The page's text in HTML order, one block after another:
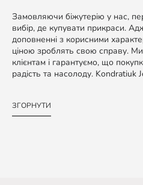
Замовляючи біжутерію у нас,
вибір, де купувати прикраси.
доповненні з корисними
ціною зроблять свою справу.
клієнтам і гарантуємо, що
радість та насолоду.
ЗГОРНУТИ